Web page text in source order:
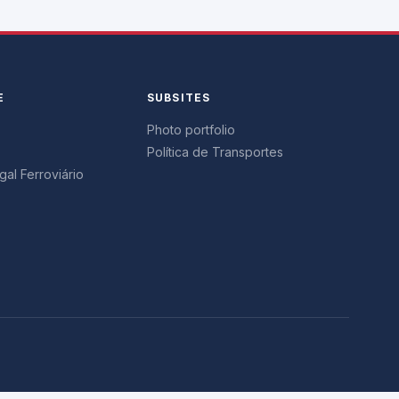
Ferroviário
SUBSITES
Photo portfolio
Política de Transportes